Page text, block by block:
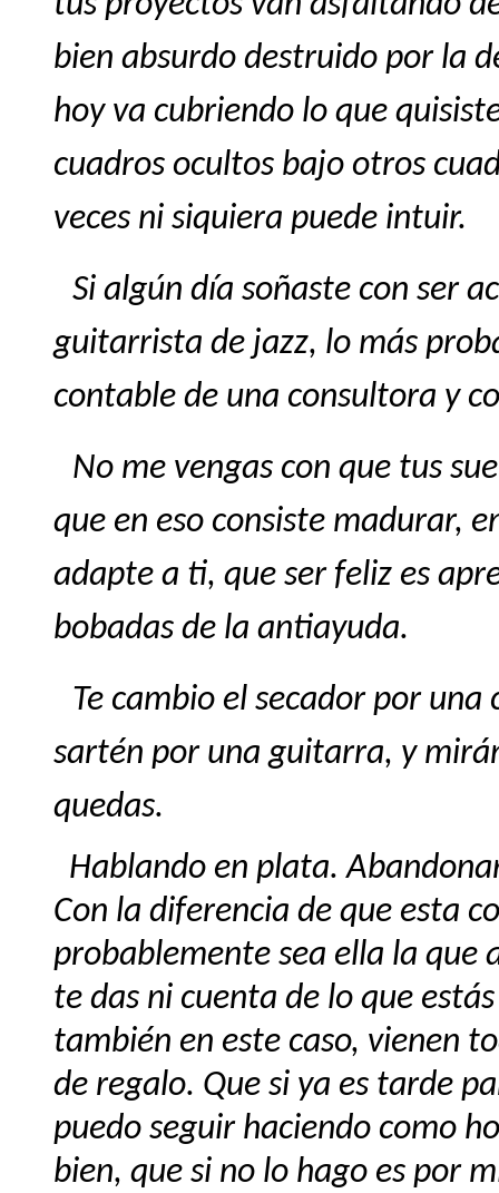
bien absurdo destruido por la
hoy va cubriendo lo que
cuadros ocultos bajo otros
veces ni siquiera puede intuir.
Si algún día soñaste con ser
guitarrista de jazz, lo más
contable de una consultora y
No me vengas con que tus
que en eso consiste madurar,
adapte a ti, que ser feliz es
bobadas de la antiayuda.
Te cambio el secador por
sartén por una guitarra, y
quedas.
Hablando en plata.
Con la diferencia de que esta
probablemente sea ella la que
te das ni cuenta de lo que
también en este caso, vienen
de regalo. Que si ya es tarde
puedo seguir haciendo como
bien, que si no lo hago es por